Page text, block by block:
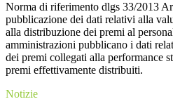
Norma di riferimento dlgs 33/2013
pubblicazione dei dati relativi alla
alla distribuzione dei premi al
amministrazioni pubblicano i dati
dei premi collegati alla performance
premi effettivamente distribuiti.
Notizie